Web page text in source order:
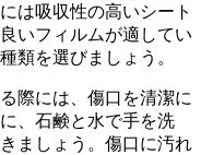
は吸収性の高いシート
いフィルムが適してい
類を選びましょう。
際には、 傷口を清潔に
、石鹸と水で手を洗
ましょう。傷口に汚れ